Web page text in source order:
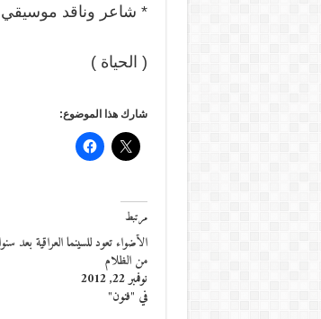
* شاعر وناقد
( الحياة )
شارك هذا الموضوع:
مرتبط
الأضواء تعود للسينما العراقية بعد
من الظلام
نوفمبر 22, 2012
في "فنون"